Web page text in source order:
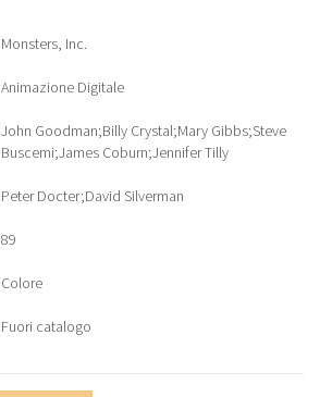
Monsters, Inc.
Animazione Digitale
John Goodman;Billy Crystal;Mary Gibbs;Steve
Buscemi;James Coburn;Jennifer Tilly
Peter Docter;David Silverman
89
Colore
Fuori catalogo